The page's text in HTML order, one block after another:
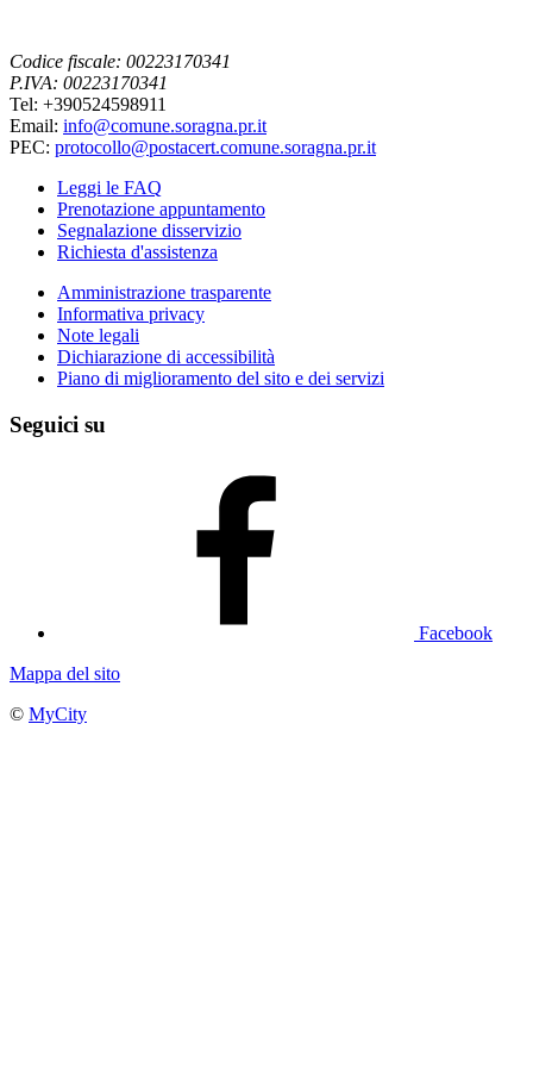
Codice fiscale: 00223170341
P.IVA: 00223170341
Tel: +390524598911
Email: info@comune.soragna.pr.it
PEC: protocollo@postacert.comune.soragna.pr.it
Leggi le FAQ
Prenotazione appuntamento
Segnalazione disservizio
Richiesta d'assistenza
Amministrazione trasparente
Informativa privacy
Note legali
Dichiarazione di accessibilità
Piano di miglioramento del sito e dei servizi
Seguici su
Facebook
Mappa del sito
© MyCity